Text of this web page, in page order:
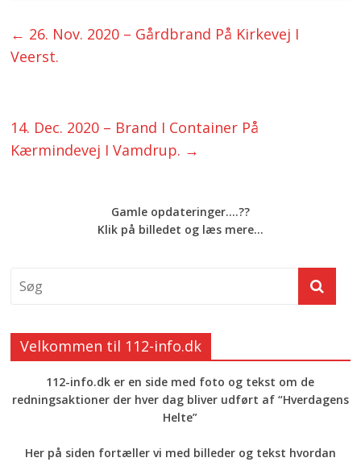
← 26. Nov. 2020 – Gårdbrand På Kirkevej I
Veerst.
14. Dec. 2020 – Brand I Container På
Kærmindevej I Vamdrup. →
Gamle opdateringer....??
Klik på billedet og læs mere...
Velkommen til 112-info.dk
112-info.dk er en side med foto og tekst om de
redningsaktioner der hver dag bliver udført af “Hverdagens
Helte”
Her på siden fortæller vi med billeder og tekst hvordan